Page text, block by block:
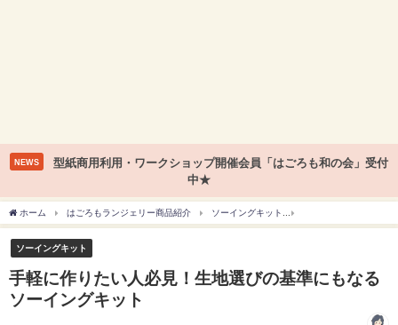
NEWS
型紙商用利用・ワークショップ開催会員「はごろも和の会」受付
中★
ホーム はごろもランジェリー商品紹介 ソーイングキット
ソーイングキット
手軽に作りたい人必見！生地選びの基準にもなる
ソーイングキット